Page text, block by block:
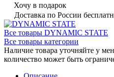
Хочу в подарок
Доставка по России
Все товары DYNAMIC STATE
Все товары категории
Наличие товара уточняйте у
количество может быть